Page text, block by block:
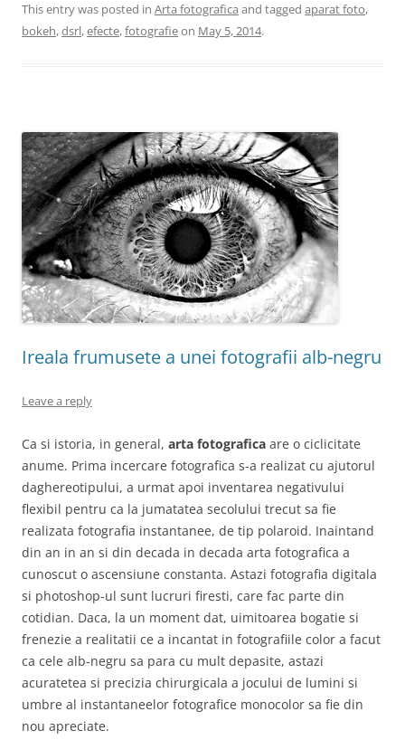
This entry was posted in Arta fotografica and tagged aparat foto,
bokeh,dsrl,efecte,fotografieon May 5, 2014.
Ireala frumusete a unei fotografii alb-negru
Leave a reply
Ca si istoria, in general, arta fotografica are o ciclicitate
anume. Prima incercare fotografica s-a realizat cu ajutorul
daghereotipului, a urmat apoi inventarea negativului
flexibil pentru ca la jumatatea secolului trecut sa fie
realizata fotografia instantanee, de tip polaroid. Inaintand
din an in an si din decada in decada arta fotografica a
cunoscut o ascensiune constanta. Astazi fotografia digitala
si photoshop-ul sunt lucruri firesti, care fac parte din
cotidian. Daca, la un moment dat, uimitoarea bogatie si
frenezie a realitatii ce a incantat in fotografiile color a facut
ca cele alb-negru sa para cu mult depasite, astazi
acuratetea si precizia chirurgicala a jocului de lumini si
umbre al instantaneelor fotografice monocolor sa fie din
nou apreciate.